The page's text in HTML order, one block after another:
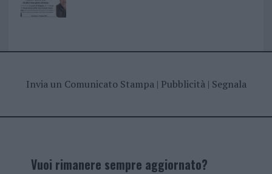
Invia un Comunicato Stampa| Pubblicità| Segnala
Vuoi rimanere sempre aggiornato?